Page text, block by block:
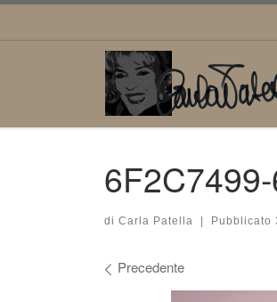
di Carla Patella Pubblicato
Navigazione
Precedente